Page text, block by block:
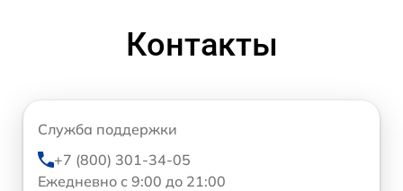
Контакты
Служба поддержки
+7 (800) 301-34-05
Ежедневно с 9:00 до 21:00